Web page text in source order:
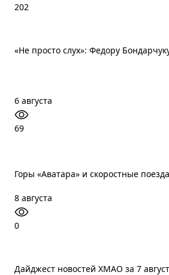
202
«Не просто слух»: Федору
6 августа
69
Горы «Аватара» и скоростные
8 августа
0
Дайджест новостей ХМАО за 7